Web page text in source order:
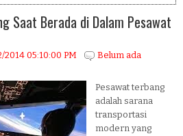
Saat Berada di Dalam Pesawat
2014 05:10:00 PM
Belum ada
Pesawat terbang
adalah sarana
transportasi
modern yang